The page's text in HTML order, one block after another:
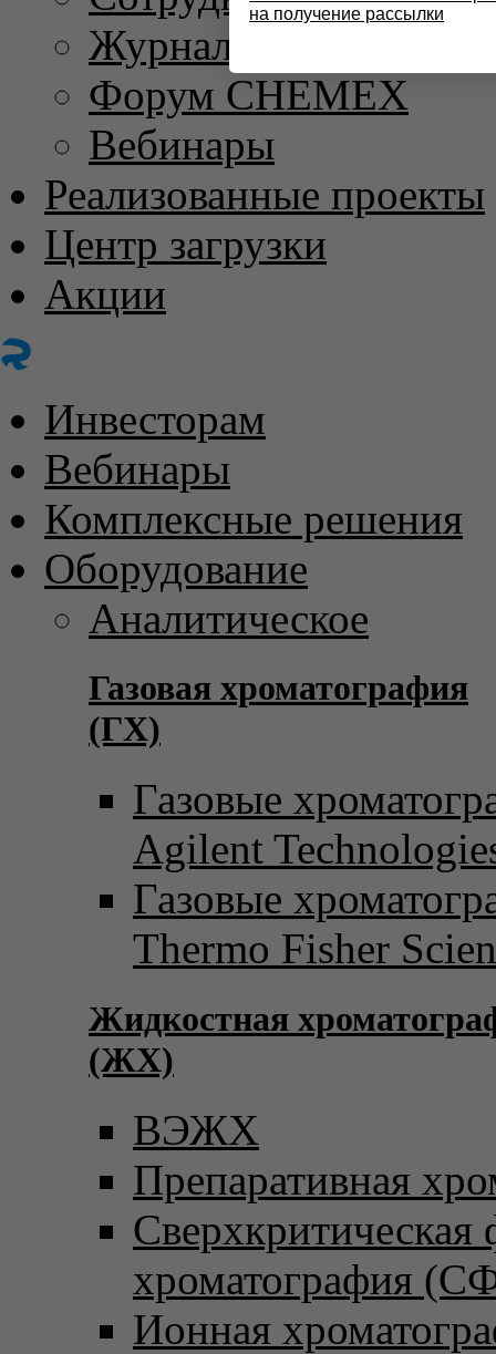
Журнал
Форум CHEMEX
Вебинары
Реализованные проекты
Центр загрузки
Акции
Инвесторам
Вебинары
Комплексные решения
Оборудование
Аналитическое
Газовая хроматография
(ГХ)
Газовые
Agilent
Газовые
Thermo Fisher
Жидкостная
(ЖХ)
ВЭЖХ
Препаративная
хроматография
Ионная
на получение рассылки